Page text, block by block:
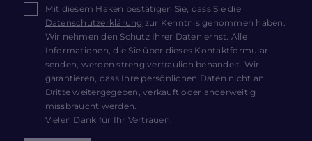
Mit diesem Haken bestätigen Sie, dass Sie die
Datenschutzerklärung zur Kenntnis genommen haben.
Wir nehmen den Schutz Ihrer Daten ernst. Alle
Informationen, die Sie über dieses Kontaktformular
senden, werden streng vertraulich behandelt. Wir
garantieren, dass Ihre persönlichen Daten nicht an
Dritte weitergegeben, verkauft oder anderweitig
missbraucht werden.
Vielen Dank für Ihr Vertrauen.